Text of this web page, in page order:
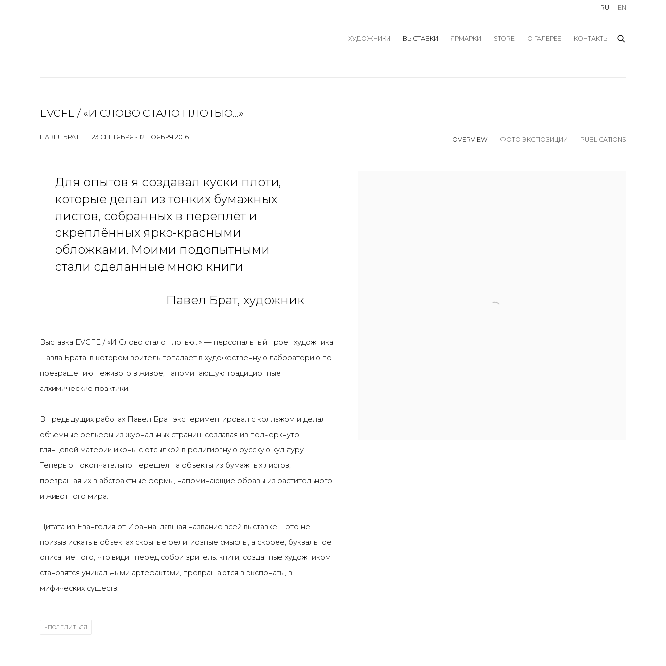
ХУДОЖНИКИ ВЫСТАВКИ ЯРМАРКИ STORE О ГАЛЕРЕЕ КОНТАКТЫ
RU EN
EVCFE / «И СЛОВО СТАЛО ПЛОТЬЮ...»
ПАВЕЛ БРАТ 23 СЕНТЯБРЯ - 12 НОЯБРЯ 2016 OVERVIEW ФОТО ЭКСПОЗИЦИИ PUBLICATIONS
Для опытов я создавал куски плоти,
которые делал из тонких бумажных
листов, собранных в переплёт и
скреплённых ярко-красными
обложками. Моими подопытными
стали сделанные мною книги
Павел Брат, художник
Выставка EVCFE / «И Слово стало плотью...» — персональный проет художника
Павла Брата, в котором зритель попадает в художественную лабораторию по
превращению неживого в живое, напоминающую традиционные
алхимические практики.
В предыдущих работах Павел Брат экспериментировал с коллажом и делал
объемные рельефы из журнальных страниц, создавая из подчеркнуто
глянцевой материи иконы с отсылкой в религиозную русскую культуру.
Теперь он окончательно перешел на объекты из бумажных листов,
превращая их в абстрактные формы, напоминающие образы из растительного
и животного мира.
Цитата из Евангелия от Иоанна, давшая название всей выставке, – это не
призыв искать в объектах скрытые религиозные смыслы, а скорее, буквальное
описание того, что видит перед собой зритель: книги, созданные художником
становятся уникальными артефактами, превращаются в экспонаты, в
мифических существ.
ПОДЕЛИТЬСЯ